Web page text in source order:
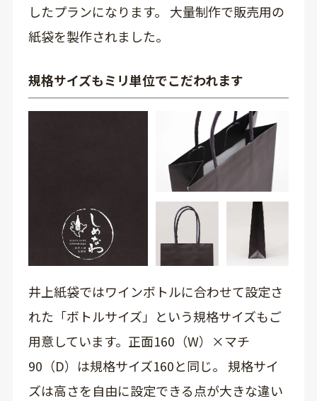
したプランになります。 大量制作で販売用の
紙袋を製作されました。
規格サイズもミリ単位でこだわれます
井上紙袋ではワインボトルに合わせて設定さ
れた「ボトルサイズ」という規格サイズもご
用意しています。正面160（W）×マチ
90（D）は規格サイズ160と同じ。 規格サイ
ズは高さを自由に設定できる点が大きな違い